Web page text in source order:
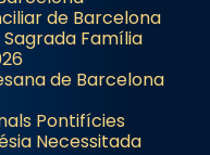
de Barcelona
Família
de Barcelona
Pontifícies
Necessitada